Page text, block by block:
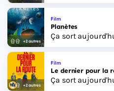
+2 autres
Film
Planètes
Ça sort
+2 autres
Film
Le dernier pour la
Ça sort